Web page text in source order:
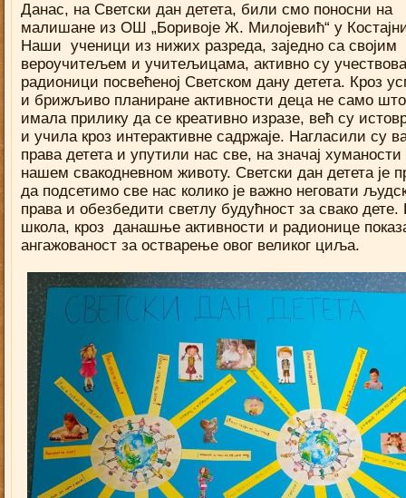
Данас, на Светски дан детета, били смо поносни на
малишане из ОШ „Боривоје Ж. Милојевић“ у
Наши ученици из нижих разреда, заједно са својим
вероучитељем и учитељицама, активно су
радионици посвећеној Светском дану детета. Кроз
и брижљиво планиране активности деца не само
имала прилику да се креативно изразе, већ су
и учила кроз интерактивне садржаје. Нагласили су
права детета и упутили нас све, на значај хуманости
нашем свакодневном животу. Светски дан детета је
да подсетимо све нас колико је важно неговати
права и обезбедити светлу будућност за свако
школа, кроз данашње активности и радионице
ангажованост за остварење овог великог циља.